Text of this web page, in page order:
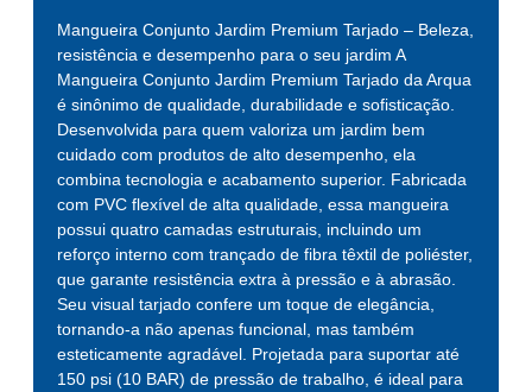
Mangueira Conjunto Jardim Premium Tarjado – Beleza,
resistência e desempenho para o seu jardim A
Mangueira Conjunto Jardim Premium Tarjado da Arqua
é sinônimo de qualidade, durabilidade e sofisticação.
Desenvolvida para quem valoriza um jardim bem
cuidado com produtos de alto desempenho, ela
combina tecnologia e acabamento superior. Fabricada
com PVC flexível de alta qualidade, essa mangueira
possui quatro camadas estruturais, incluindo um
reforço interno com trançado de fibra têxtil de poliéster,
que garante resistência extra à pressão e à abrasão.
Seu visual tarjado confere um toque de elegância,
tornando-a não apenas funcional, mas também
esteticamente agradável. Projetada para suportar até
150 psi (10 BAR) de pressão de trabalho, é ideal para